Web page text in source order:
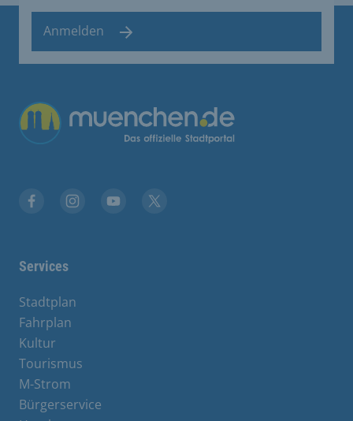
Anmelden
Übergreifende Links
Services
Stadtplan
Fahrplan
Kultur
Tourismus
M-Strom
Bürgerservice